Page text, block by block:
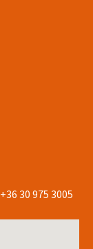
+36 30 975 3005